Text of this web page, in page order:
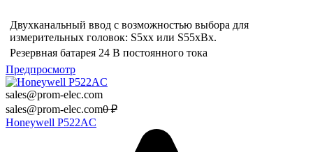
Двухканальный ввод с возможностью выбора для
измерительных головок: S5xx или S55xBx.
Резервная батарея 24 В постоянного тока
Предпросмотр
sales@prom-elec.com
sales@prom-elec.com0 ₽
Honeywell P522AC